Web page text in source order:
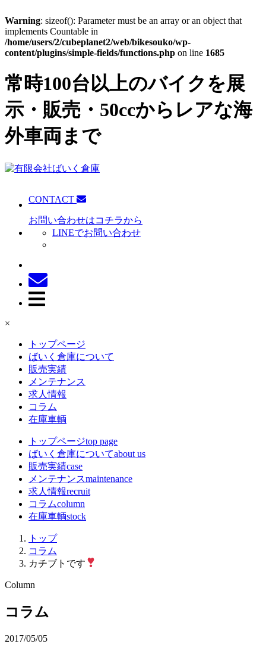
Warning: sizeof(): Parameter must be an array or an object that
implements Countable in
/home/users/2/cubeplanet2/web/bikesouko/wp-
content/plugins/simple-fields/functions.php on line 1685
常時100台以上のバイクを展
示・販売・50ccからレアな海
外車両まで
CONTACT
お問い合わせはコチラから
LINEでお問い合わせ
×
トップページ
ばいく倉庫について
販売実績
メンテナンス
求人情報
コラム
在庫車輌
トップページtop page
ばいく倉庫についてabout us
販売実績case
メンテナンスmaintenance
求人情報recruit
コラムcolumn
在庫車輌stock
トップ
コラム
カチブトです
Column
コラム
2017/05/05